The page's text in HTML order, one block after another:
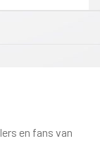
en fans van